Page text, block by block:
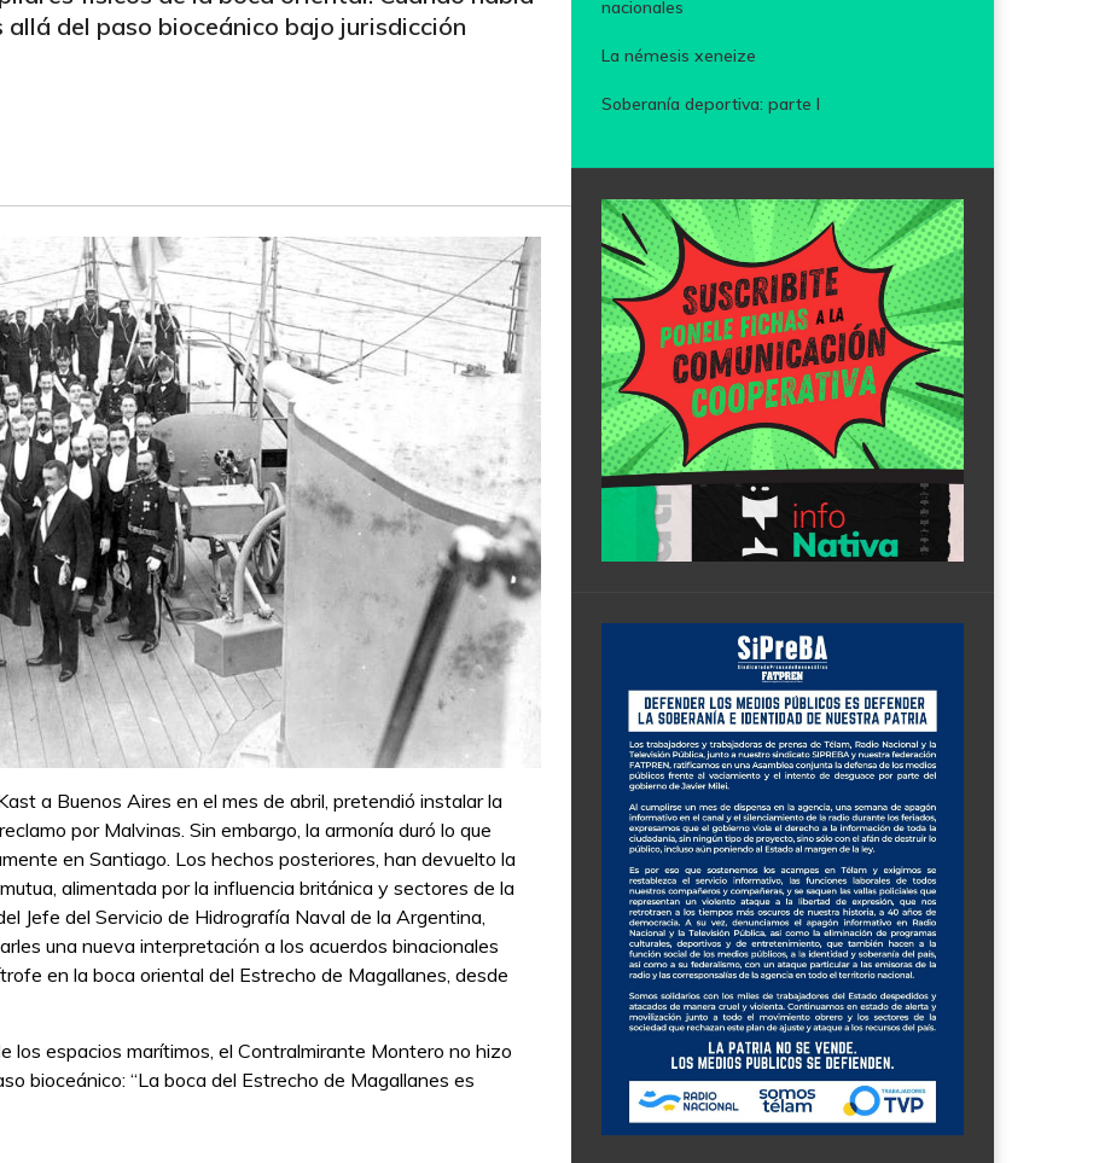
del paso bioceánico bajo jurisdicción
a Buenos Aires en el mes de abril, pretendió instalar la
por Malvinas. Sin embargo, la armonía duró lo que
en Santiago. Los hechos posteriores, han devuelto la
alimentada por la influencia británica y sectores de la
Jefe del Servicio de Hidrografía Naval de la Argentina,
una nueva interpretación a los acuerdos binacionales
en la boca oriental del Estrecho de Magallanes, desde
los espacios marítimos, el Contralmirante Montero no hizo
bioceánico: “La boca del Estrecho de Magallanes es
nacionales
La némesis xeneize
Soberanía deportiva: parte I